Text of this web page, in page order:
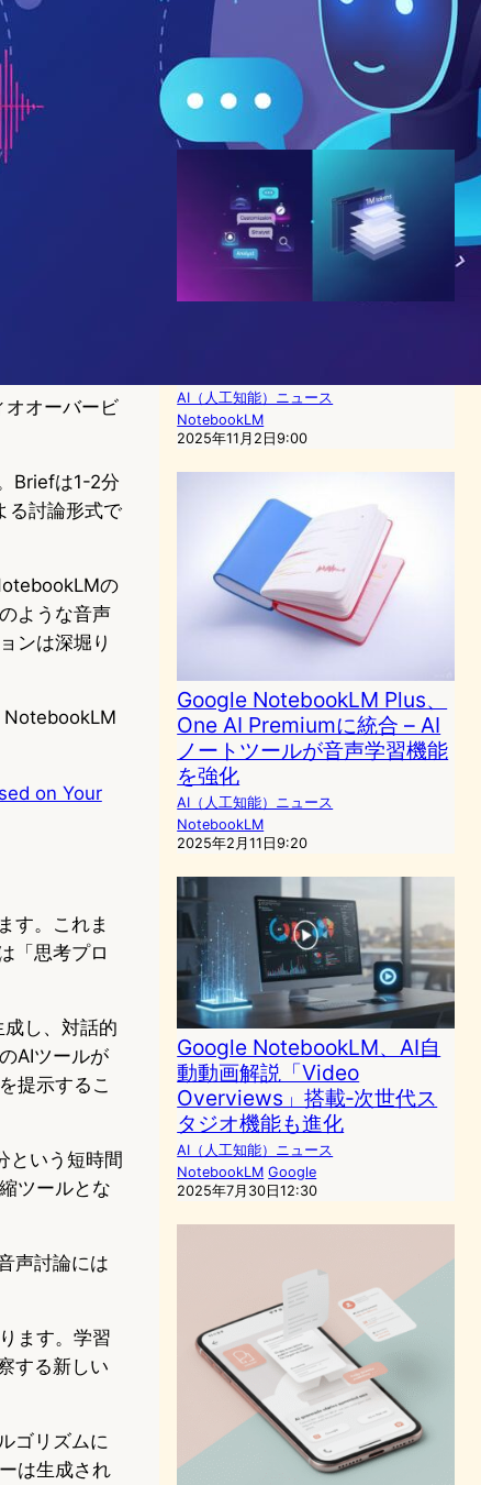
オーバービ
Briefは1-2分
る討論形式で
の
ような音声
ンは深堀り
NotebookLM
on Your
す。これま
「思考プロ
し、対話的
AIツールが
提示するこ
という短時間
ツールとな
声討論には
ます。学習
する新しい
ゴリズムに
は生成され
加へ – 情報処理の未来を変え
る新機能
チャットボットニュース
NotebookLM
2024年10月1日8:27
AI（人工知能）ニュース
NotebookLM
2025年11月2日9:00
Google NotebookLM Plus、
One AI Premiumに統合 – AI
ノートツールが音声学習機能
を強化
AI（人工知能）ニュース
NotebookLM
2025年2月11日9:20
Google NotebookLM、AI自
動動画解説「Video
Overviews」搭載‐次世代ス
タジオ機能も進化
AI（人工知能）ニュース
NotebookLM Google
2025年7月30日12:30